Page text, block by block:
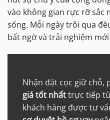
vào không gian rực rỡ sắc
sống. Mỗi ngày trôi qua
bất ngờ và trải nghiệm
Nhận đặt cọc giữ chỗ,
giá tốt nhấttrực tiếp
khách hàng được tư